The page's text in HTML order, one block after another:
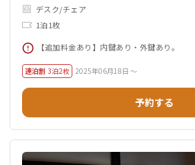
デスク/チェア
1泊1枚
【追加料金あり】内鍵あり・外鍵あり。
連泊割 3泊2枚 2025年06月18日 ～
予約する